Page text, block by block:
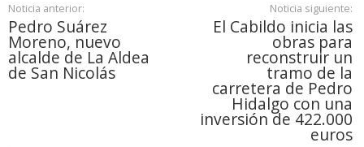
Noticia anterior:
Pedro Suárez
Moreno, nuevo
alcalde de La Aldea
de San Nicolás
Noticia siguiente:
El Cabildo inicia las
obras para
reconstruir un
tramo de la
carretera de Pedro
Hidalgo con una
inversión de 422.000
euros